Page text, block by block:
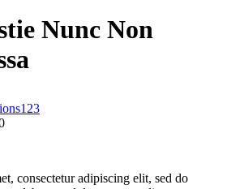
Nunc Non
consectetur adipiscing elit, sed do